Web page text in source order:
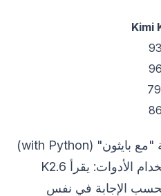
Kimi
تُبرز النتائج التي تحمل علامة "مع بايثون" (with Python)
كيف ترتبط الرؤية الآن باستخدام الأدوات: يقرأ K2.6
الإجابة في نفس